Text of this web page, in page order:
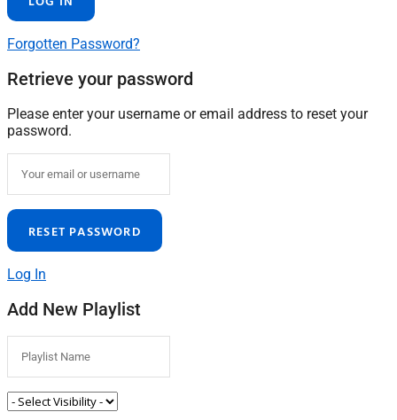
Forgotten Password?
Retrieve your password
Please enter your username or email address to reset your
password.
Log In
Add New Playlist